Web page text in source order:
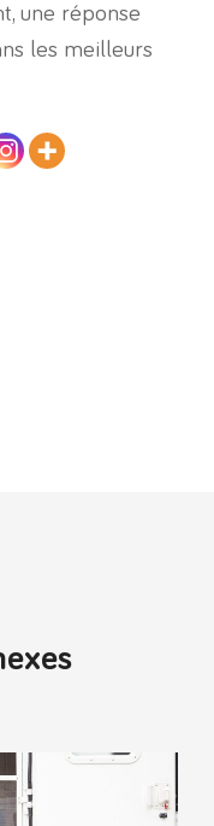
une réponse
les meilleurs